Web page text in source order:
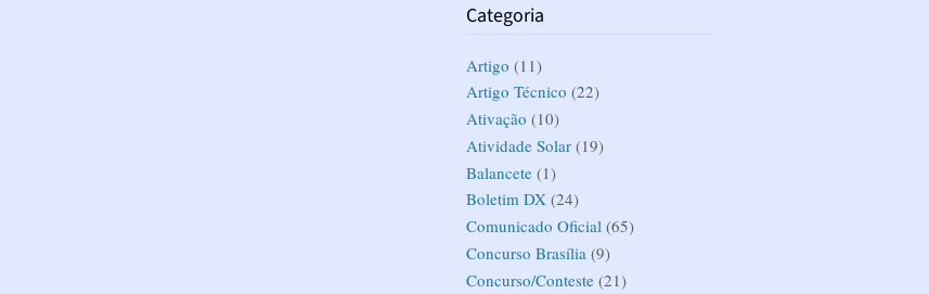
Categoria
Artigo (11)
Artigo Técnico (22)
Ativação (10)
Atividade Solar (19)
Balancete (1)
Boletim DX (24)
Comunicado Oficial (65)
Concurso Brasília (9)
Concurso/Conteste (21)